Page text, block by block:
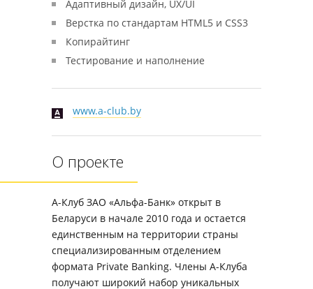
Адаптивный дизайн, UX/UI
Верстка по стандартам HTML5 и CSS3
Копирайтинг
Тестирование и наполнение
www.a-club.by
О проекте
А-Клуб ЗАО «Альфа-Банк» открыт в
Беларуси в начале 2010 года и остается
единственным на территории страны
специализированным отделением
формата Private Banking. Члены А-Клуба
получают широкий набор уникальных